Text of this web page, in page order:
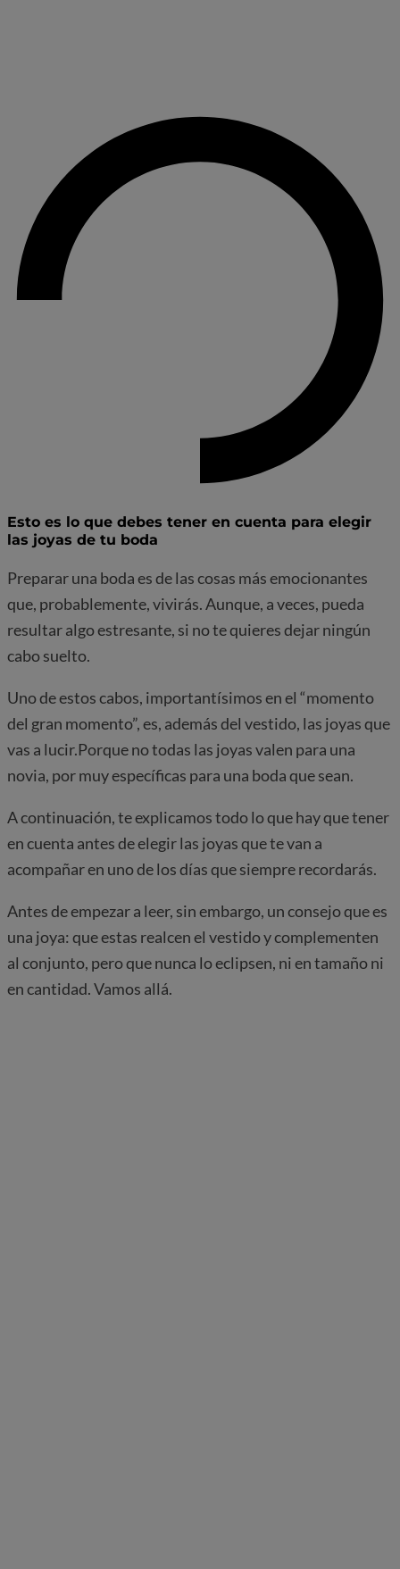
Esto es lo que debes tener en cuenta para elegir
las joyas de tu boda
Preparar una boda es de las cosas más emocionantes
que, probablemente, vivirás. Aunque, a veces, pueda
resultar algo estresante, si no te quieres dejar ningún
cabo suelto.
Uno de estos cabos, importantísimos en el “momento
del gran momento”, es, además del vestido, las joyas que
vas a lucir.Porque no todas las joyas valen para una
novia, por muy específicas para una boda que sean.
A continuación, te explicamos todo lo que hay que tener
en cuenta antes de elegir las joyas que te van a
acompañar en uno de los días que siempre recordarás.
Antes de empezar a leer, sin embargo, un consejo que es
una joya: que estas realcen el vestido y complementen
al conjunto, pero que nunca lo eclipsen, ni en tamaño ni
en cantidad. Vamos allá.